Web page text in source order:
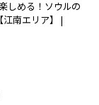
しめる！ソウルの
南エリア】 |